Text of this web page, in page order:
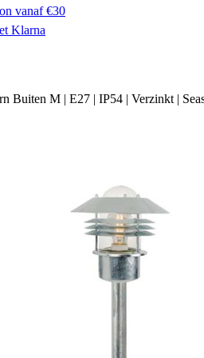
vanaf €30
Klarna
Buiten M | E27 | IP54 | Verzinkt |